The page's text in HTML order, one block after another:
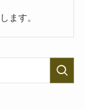
ます。